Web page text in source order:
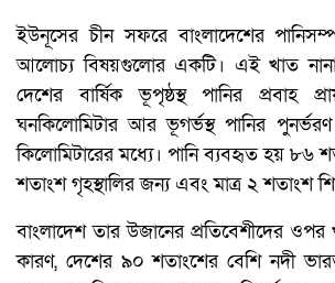
ইউনূসের চীন সফরে বাংলাদেশের
আলোচ্য বিষয়গুলোর একটি। এই খাত
দেশের বার্ষিক ভূপৃষ্ঠস্থ পানির প্রবাহ
ঘনকিলোমিটার আর ভূগর্ভস্থ পানির
কিলোমিটারের মধ্যে। পানি ব্যবহৃত হয় ৮৬
শতাংশ গৃহস্থালির জন্য এবং মাত্র ২ শতাংশ
বাংলাদেশ তার উজানের প্রতিবেশীদের ওপর
কারণ, দেশের ৯০ শতাংশের বেশি নদী